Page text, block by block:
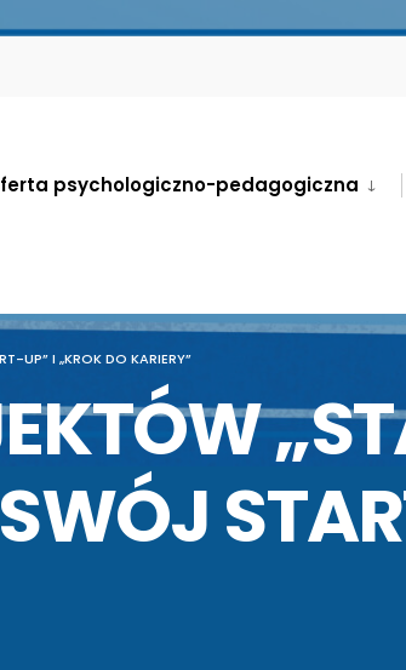
psychologiczno-pedagogiczna
UP” I „KROK DO KARIERY”